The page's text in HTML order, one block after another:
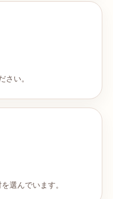
さい。
選んでいます。